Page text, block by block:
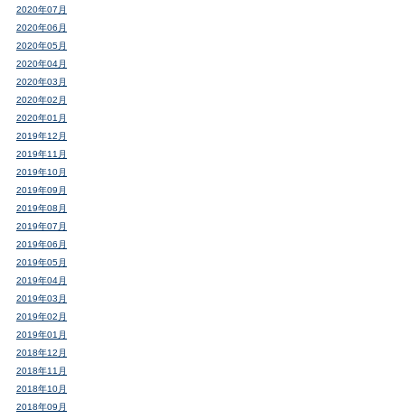
2020年07月
2020年06月
2020年05月
2020年04月
2020年03月
2020年02月
2020年01月
2019年12月
2019年11月
2019年10月
2019年09月
2019年08月
2019年07月
2019年06月
2019年05月
2019年04月
2019年03月
2019年02月
2019年01月
2018年12月
2018年11月
2018年10月
2018年09月